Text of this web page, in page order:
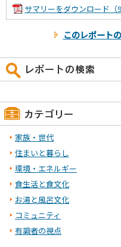
サマリーをダウンロード（
このレポート
家族・世代
住まいと暮らし
環境・エネルギー
食生活と食文化
お湯と風呂文化
コミュニティ
有識者の視点